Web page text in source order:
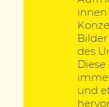
des
Diese
und